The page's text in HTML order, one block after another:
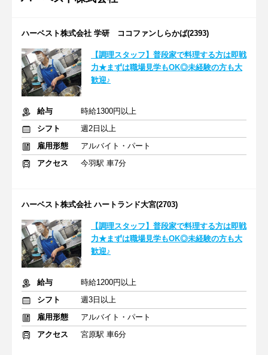
ハーベスト株式会社 学研 ココファンしらかば(2393)
【調理スタッフ】普段家で料理する方は即戦
力★まずは職場見学もOK◎未経験の方も大
歓迎♪
給与
時給1300円以上
シフト
週2日以上
雇用形態
アルバイト・パート
アクセス
今羽駅 車7分
ハーベスト株式会社 ハートランド大宮(2703)
【調理スタッフ】普段家で料理する方は即戦
力★まずは職場見学もOK◎未経験の方も大
歓迎♪
給与
時給1200円以上
シフト
週3日以上
雇用形態
アルバイト・パート
アクセス
宮原駅 車6分